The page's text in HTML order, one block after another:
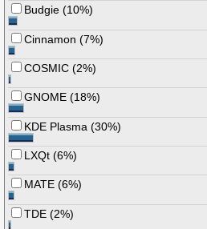
Budgie (10%)
Cinnamon (7%)
COSMIC (2%)
GNOME (18%)
KDE Plasma (30%)
LXQt (6%)
MATE (6%)
TDE (2%)